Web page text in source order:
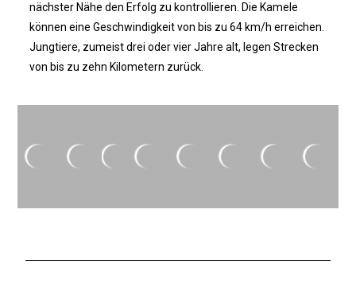
nächster Nähe den Erfolg zu kontrollieren. Die Kamele
können eine Geschwindigkeit von bis zu 64 km/h erreichen.
Jungtiere, zumeist drei oder vier Jahre alt, legen Strecken
von bis zu zehn Kilometern zurück.